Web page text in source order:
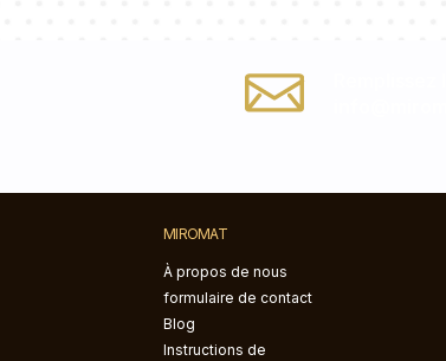
MIROMAT
À propos de nous
formulaire de contact
Blog
Instructions de